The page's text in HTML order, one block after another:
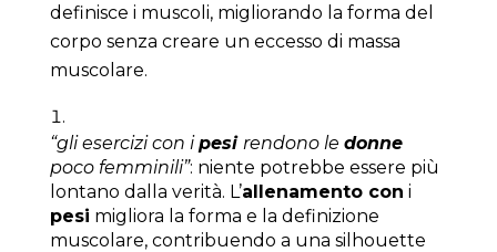
definisce i muscoli, migliorando la forma del
corpo senza creare un eccesso di massa
muscolare.
“gli esercizi con ipesi rendono le donne
poco femminili”: niente potrebbe essere più
lontano dalla verità. L’allenamento con i
pesi migliora la forma e la definizione
muscolare, contribuendo a una silhouette